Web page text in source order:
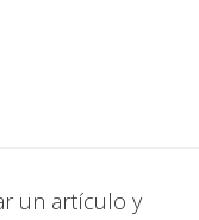
un artículo y